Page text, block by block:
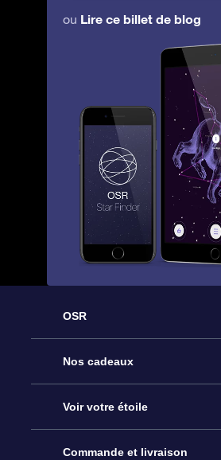
ou Lire ce billet de blog
OSR
Service
À propos de l’OSR
Nous contacter
Nos cadeaux
Cadeau d’étoile en ligne
Coffret cadeau OSR
Voir votre étoile
Registre des étoiles
Commande et livraison